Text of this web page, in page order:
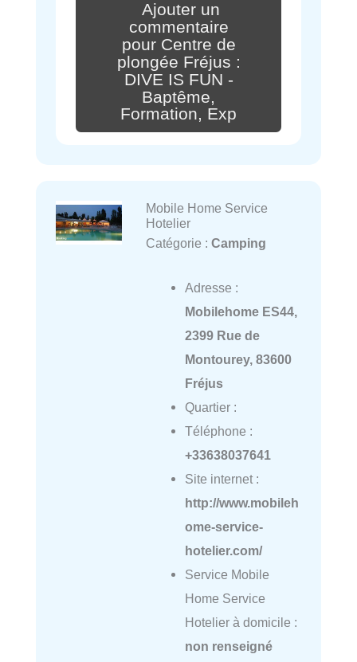
Ajouter un
commentaire
pour Centre de
plongée Fréjus :
DIVE IS FUN -
Baptême,
Formation, Exp
Mobile Home Service
Hotelier
Catégorie : Camping
Adresse :
Mobilehome ES44,
2399 Rue de
Montourey, 83600
Fréjus
Quartier :
Téléphone :
+33638037641
Site internet :
http://www.mobileh
ome-service-
hotelier.com/
Service Mobile
Home Service
Hotelier à domicile :
non renseigné